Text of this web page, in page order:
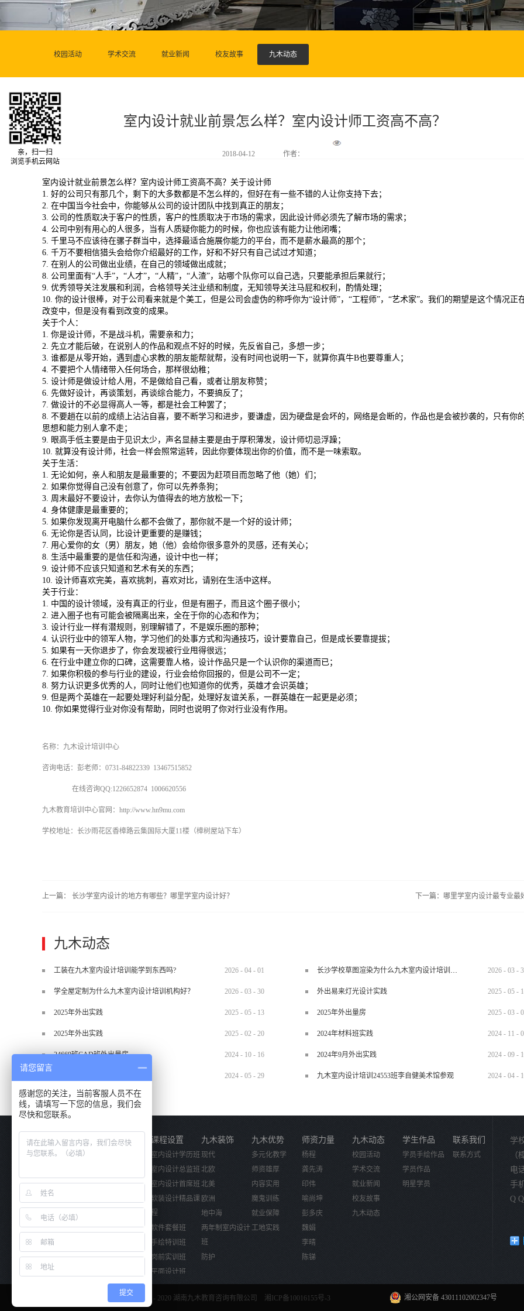
校园活动 学术交流 就业新闻 校友故事 九木动态
室内设计就业前景怎么样？室内设计师工资高不高？
2018-04-12 作者：
室内设计就业前景怎么样？室内设计师工资高不高？ 关于设计师
1. 好的公司只有那几个，剩下的大多数都是不怎么样的，但好在有一些不错的人让你支持下去；
2. 在中国当今社会中，你能够从公司的设计团队中找到真正的朋友；
3. 公司的性质取决于客户的性质，客户的性质取决于市场的需求，因此设计师必须先了解市场的需求；
4. 公司中别有用心的人很多，当有人质疑你能力的时候，你也应该有能力让他闭嘴；
5. 千里马不应该待在骡子群当中，选择最适合施展你能力的平台，而不是薪水最高的那个；
6. 千万不要相信猎头会给你介绍最好的工作，好和不好只有自己试过才知道；
7. 在别人的公司做出业绩，在自己的领域做出成就；
8. 公司里面有“人手”，“人才”，“人精”，“人渣”，站哪个队你可以自己选，只要能承担后果就行；
9. 优秀领导关注发展和利润，合格领导关注业绩和制度，无知领导关注马屁和权利，酌情处理；
10. 你的设计很棒，对于公司看来就是个美工，但是公司会虚伪的称呼你为“设计师”，“工程师”，“艺术家”。我们的期望是这个情况正
改变中，但是没有看到改变的成果。
关于个人：
1. 你是设计师，不是战斗机，需要亲和力；
2. 先立才能后破，在说别人的作品和观点不好的时候，先反省自己，多想一步；
3. 谁都是从零开始，遇到虚心求教的朋友能帮就帮，没有时间也说明一下，就算你真牛B也要尊重人；
4. 不要把个人情绪带入任何场合，那样很幼稚；
5. 设计师是做设计给人用，不是做给自己看，或者让朋友称赞；
6. 先做好设计，再谈策划，再谈综合能力，不要搞反了；
7. 做设计的不必显得高人一等，都是社会工种罢了；
8. 不要趟在以前的成绩上沾沾自喜，要不断学习和进步，要谦虚，因为硬盘是会坏的，网络是会断的，作品也是会被抄袭的，只有你
思想和能力别人拿不走；
9. 眼高手低主要是由于见识太少，声名显赫主要是由于厚积薄发，设计师切忌浮躁；
10. 就算没有设计师，社会一样会照常运转，因此你要体现出你的价值，而不是一味索取。
关于生活：
1. 无论如何，亲人和朋友是最重要的；不要因为赶项目而忽略了他（她）们；
2. 如果你觉得自己没有创意了，你可以先养条狗；
3. 周末最好不要设计，去你认为值得去的地方放松一下；
4. 身体健康是最重要的；
5. 如果你发现离开电脑什么都不会做了，那你就不是一个好的设计师；
6. 无论你是否认同，比设计更重要的是赚钱；
7. 用心爱你的女（男）朋友，她（他）会给你很多意外的灵感，还有关心；
8. 生活中最重要的是信任和沟通，设计中也一样；
9. 设计师不应该只知道和艺术有关的东西；
10. 设计师喜欢完美，喜欢挑刺，喜欢对比，请别在生活中这样。
关于行业：
1. 中国的设计领域，没有真正的行业，但是有圈子，而且这个圈子很小；
2. 进入圈子也有可能会被隔离出来，全在于你的心态和作为；
3. 设计行业一样有潜规则，别理解错了，不是娱乐圈的那种；
4. 认识行业中的领军人物，学习他们的处事方式和沟通技巧，设计要靠自己，但是成长要靠提拔；
5. 如果有一天你退步了，你会发现被行业甩得很远；
6. 在行业中建立你的口碑，这需要靠人格，设计作品只是一个认识你的渠道而已；
7. 如果你积极的参与行业的建设，行业会给你回报的，但是公司不一定；
8. 努力认识更多优秀的人，同时让他们也知道你的优秀，英雄才会识英雄；
9. 但是两个英雄在一起要处理好利益分配，处理好友谊关系，一群英雄在一起更是必须；
10. 你如果觉得行业对你没有帮助，同时也说明了你对行业没有作用。
名称：九木设计培训中心
咨询电话：彭老师：0731-84822339 13467515852
在线咨询QQ:1226652874 1006620556
九木教育培训中心官网：http://www.hn9mu.com
学校地址：长沙雨花区香樟路云集国际大厦11楼（樟树屋站下车）
上一篇： 长沙学室内设计的地方有哪些？哪里学室内设计好？ 下一篇： 哪里学室内设计最专业最
九木动态
工装在九木室内设计培训能学到东西吗? 2026 - 04 - 01 长沙学校草图渲染为什么九木室内设计培训机构好？ 2026 - 03 -
学全屋定制为什么九木室内设计培训机构好？ 2026 - 03 - 30 外出易来灯光设计实践 2025 - 05 -
2025年外出实践 2025 - 05 - 13 2025年外出量房 2025 - 03 -
2025年外出实践 2025 - 02 - 20 2024年材料班实践 2024 - 11 -
24669班CAD班外出量房 2024 - 10 - 16 2024年9月外出实践 2024 - 09 -
2024 - 05 - 29 九木室内设计培训24553班李自健美术馆参观 2024 - 04 -
关于我们
活动视频
课程设置
室内设计学历班
室内设计总监班
室内设计首席班
软装设计精品课
程
软件套餐班
手绘特训班
岗前实训班
平面设计班
电脑数字手绘班
全屋定制班
九木装饰
现代
北欧
北美
欧洲
地中海
两年制室内设计
班
防护
九木优势
多元化教学
师资雄厚
内容实用
魔鬼训练
就业保障
工地实践
师资力量
杨程
龚先涛
印伟
喻尚坤
彭多庆
魏娟
李晴
陈锑
九木动态
校园活动
学术交流
就业新闻
校友故事
九木动态
学生作品
学员手绘作品
学员作品
明星学员
联系我们
联系方式
Copyright © 2017 - 2020 湖南九木教育咨询有限公司 湘ICP备10016155号-3
学
（
电
手
Q
湘公网安备 43011102002347号
亲，扫一扫
浏览手机云网站
请您留言
感谢您的关注，当前客服人员不在
线，请填写一下您的信息，我们会
尽快和您联系。
提交